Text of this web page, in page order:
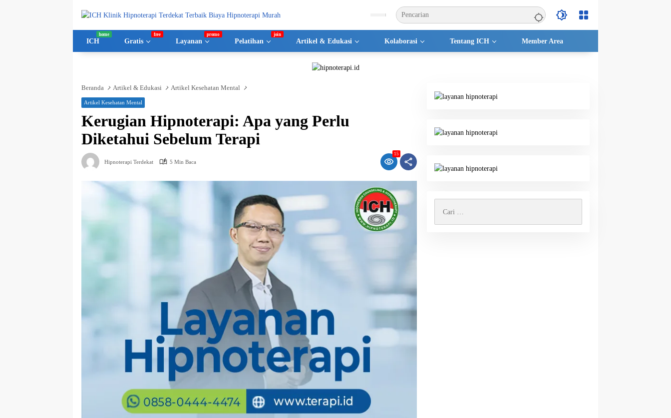
ICH Gratis Layanan Pelatihan Artikel & Edukasi Kolaborasi Tentang ICH Member Area
Beranda Artikel & Edukasi Artikel Kesehatan Mental
Artikel Kesehatan Mental
Kerugian Hipnoterapi: Apa yang Perlu
Diketahui Sebelum Terapi
Hipnoterapi Terdekat 5 Min Baca
15
untuk: